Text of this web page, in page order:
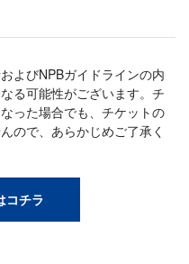
よびNPBガイドラインの内
る可能性がございます。チ
った場合でも、チケットの
ので、あらかじめご了承く
コチラ